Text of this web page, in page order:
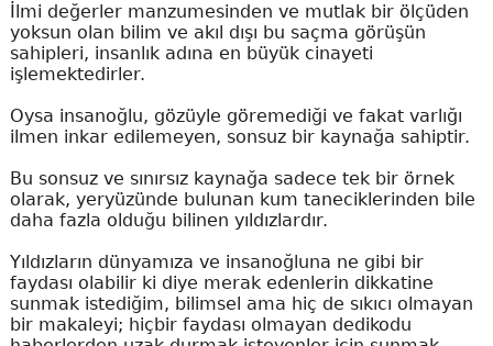
İlmi değerler manzumesinden ve mutlak bir ölçüden
yoksun olan bilim ve akıl dışı bu saçma görüşün
sahipleri, insanlık adına en büyük cinayeti
işlemektedirler.
Oysa insanoğlu, gözüyle göremediği ve fakat varlığı
ilmen inkar edilemeyen, sonsuz bir kaynağa sahiptir.
Bu sonsuz ve sınırsız kaynağa sadece tek bir örnek
olarak, yeryüzünde bulunan kum taneciklerinden bile
daha fazla olduğu bilinen yıldızlardır.
Yıldızların dünyamıza ve insanoğluna ne gibi bir
faydası olabilir ki diye merak edenlerin dikkatine
sunmak istediğim, bilimsel ama hiç de sıkıcı olmayan
bir makaleyi; hiçbir faydası olmayan dedikodu